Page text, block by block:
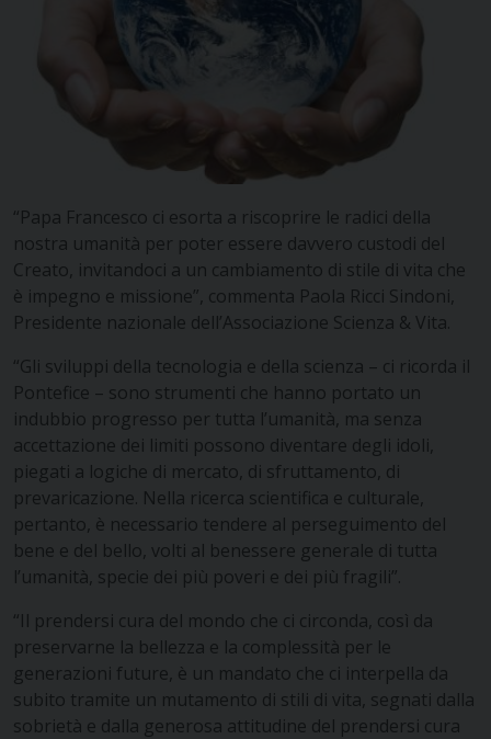
“Papa Francesco ci esorta a riscoprire le radici della
nostra umanità per poter essere davvero custodi del
Creato, invitandoci a un cambiamento di stile di vita che
è impegno e missione”, commenta Paola Ricci Sindoni,
Presidente nazionale dell’Associazione Scienza & Vita.
“Gli sviluppi della tecnologia e della scienza – ci ricorda il
Pontefice – sono strumenti che hanno portato un
indubbio progresso per tutta l’umanità, ma senza
accettazione dei limiti possono diventare degli idoli,
piegati a logiche di mercato, di sfruttamento, di
prevaricazione. Nella ricerca scientifica e culturale,
pertanto, è necessario tendere al perseguimento del
bene e del bello, volti al benessere generale di tutta
l’umanità, specie dei più poveri e dei più fragili”.
“Il prendersi cura del mondo che ci circonda, così da
preservarne la bellezza e la complessità per le
generazioni future, è un mandato che ci interpella da
subito tramite un mutamento di stili di vita, segnati dalla
sobrietà e dalla generosa attitudine del prendersi cura